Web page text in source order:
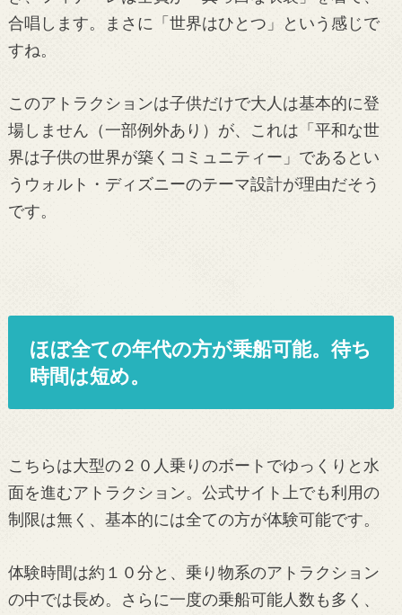
合唱します。まさに「世界はひとつ」という感じで
すね。
このアトラクションは子供だけで大人は基本的に登
場しません（一部例外あり）が、これは「平和な世
界は子供の世界が築くコミュニティー」であるとい
うウォルト・ディズニーのテーマ設計が理由だそう
です。
ほぼ全ての年代の方が乗船可能。待ち
時間は短め。
こちらは大型の２０人乗りのボートでゆっくりと水
面を進むアトラクション。公式サイト上でも利用の
制限は無く、基本的には全ての方が体験可能です。
体験時間は約１０分と、乗り物系のアトラクション
の中では長め。さらに一度の乗船可能人数も多く、